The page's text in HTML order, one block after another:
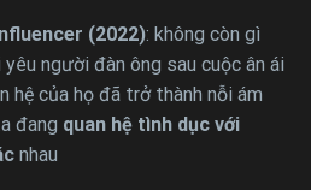
(2022): không còn gì
người đàn ông sau cuộc ân ái
hệ của họ đã trở thành nỗi ám
đang quan hệ tình dục với
nhau